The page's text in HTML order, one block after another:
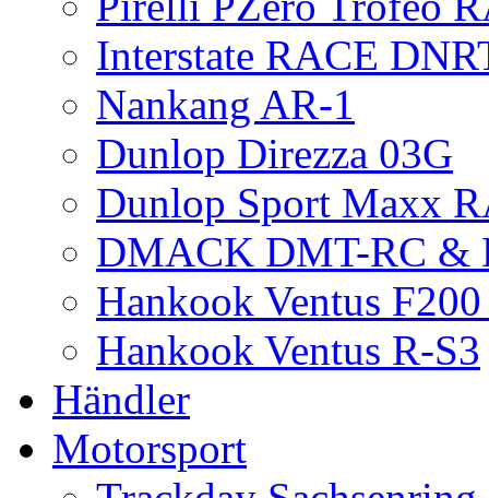
Interstate RACE
Nankang AR-1
Dunlop Direzza 03G
Dunlop Sport Maxx
DMACK DMT-RC &
Hankook Ventus
Hankook Ventus R-S3
Händler
Motorsport